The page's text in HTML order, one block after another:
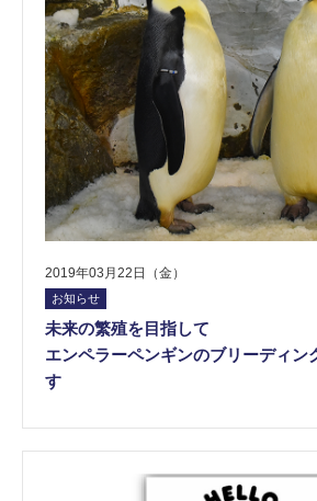
2019年03月22日（金）
お知らせ
未来の繁殖を目指して
エンペラーペンギンのブリーディン
す